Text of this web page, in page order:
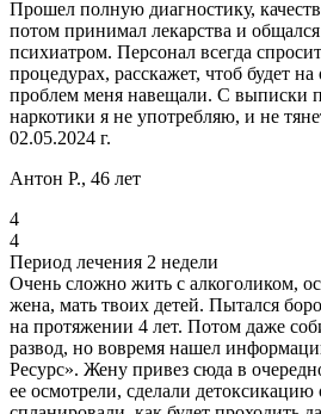
Прошел полную диагностику,
потом принимал лекарства и
психиатром. Персонал всегда
процедурах, расскажет, чтоб будет
проблем меня навещали. С выписки
наркотики я не употребляю, и не
02.05.2024 г.
Антон Р., 46 лет
4
4
Период лечения 2 недели
Очень сложно жить с алкоголиком,
жена, мать твоих детей. Пытался
на протяжении 4 лет. Потом даже
развод, но вовремя нашел
Ресурс». Жену привез сюда в
ее осмотрели, сделали детоксикацию